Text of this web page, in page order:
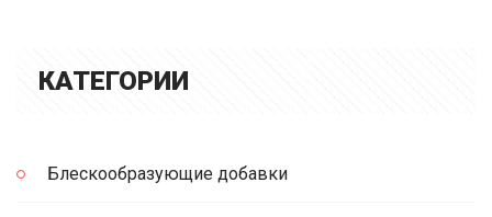
КАТЕГОРИИ
Блескообразующие добавки